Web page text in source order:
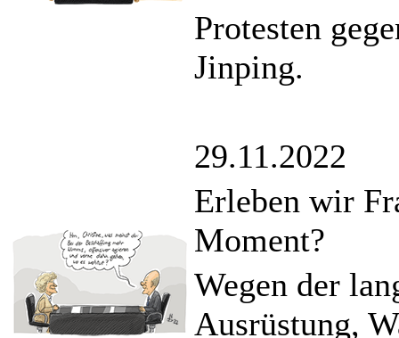
Protesten
Jinping.
29.11.2022
Erleben wir
Moment?
Wegen der
Ausrüstung,